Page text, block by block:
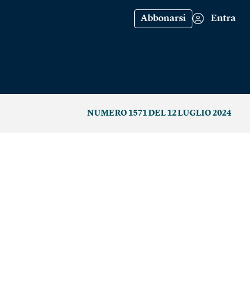
Abbonarsi Entra
NUMERO 1571 DEL 12 LUGLIO 2024